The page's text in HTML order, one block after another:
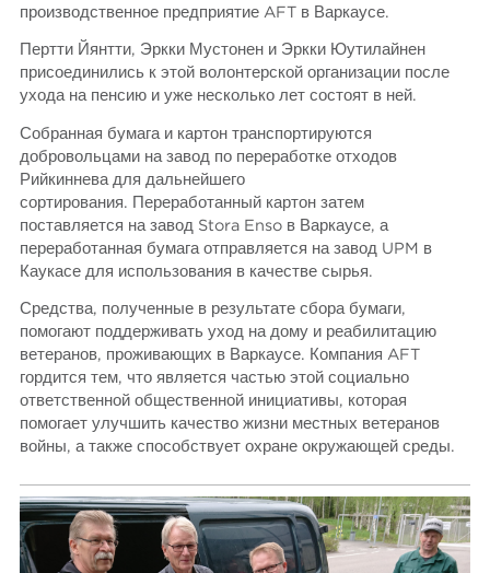
производственное предприятие AFT в Варкаусе.
Пертти Йянтти, Эркки Мустонен и Эркки Юутилайнен
присоединились к этой волонтерской организации после
ухода на пенсию и уже несколько лет состоят в ней.
Собранная бумага и картон транспортируются
добровольцами на завод по переработке отходов
Рийкиннева для дальнейшего
сортирования. Переработанный картон затем
поставляется на завод Stora Enso в Варкаусе, а
переработанная бумага отправляется на завод UPM в
Каукасе для использования в качестве сырья.
Средства, полученные в результате сбора бумаги,
помогают поддерживать уход на дому и реабилитацию
ветеранов, проживающих в Варкаусе. Компания AFT
гордится тем, что является частью этой социально
ответственной общественной инициативы, которая
помогает улучшить качество жизни местных ветеранов
войны, а также способствует охране окружающей среды.